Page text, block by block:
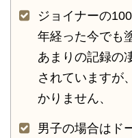
ジョイナーの
年経った今でも
あまりの記録の
されていますが
かりません、
男子の場合はド